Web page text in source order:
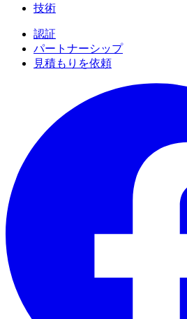
技術
認証
パートナーシップ
見積もりを依頼